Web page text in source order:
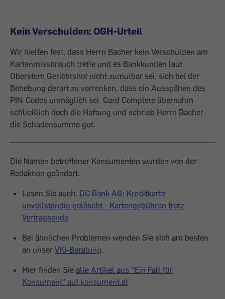
Kein Verschulden: OGH-Urteil
Wir hielten fest, dass Herrn Bacher kein Verschulden am
Kartenmissbrauch treffe und es Bankkunden laut
Oberstem Gerichtshof nicht zumutbar sei, sich bei der
Behebung derart zu verrenken, dass ein Ausspähen des
PIN-Codes unmöglich sei. Card Complete übernahm
schließlich doch die Haftung und schrieb Herrn Bacher
die Schadensumme gut.
Die Namen betroffener Konsumenten wurden von der
Redaktion geändert.
Lesen Sie auch: DC Bank AG: Kreditkarte
unvollständig gelöscht - Kartengebühren trotz
Vertragsende
Bei ähnlichen Problemen wenden Sie sich am besten
an unser VKI-Beratung.
Hier finden Sie alle Artikel aus "Ein Fall für
Konsument" auf konsument.at